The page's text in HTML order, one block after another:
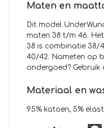
Maten en
Dit model
maten 38 t/m 46.
38 is combinatie 38/
40/42. Nameten op
ondergoed? Gebruik
Materiaal en
95% katoen, 5%